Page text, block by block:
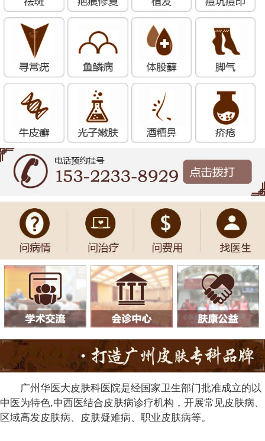
广州华医大皮肤科医院是经国家卫生部门批准成立的以
中医为特色,中西医结合皮肤病诊疗机构，开展常见皮肤病、
区域高发皮肤病、皮肤疑难病、职业皮肤病等。